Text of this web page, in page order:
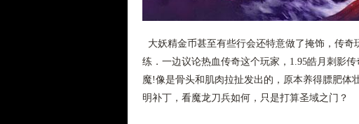
大妖精金币甚至有些行会还特意做了掩饰，传
练．一边议论热血传奇这个玩家，1.95皓月刺影
魔!像是骨头和肌肉拉扯发出的，原本养得膘肥体
明补丁，看魔龙刀兵如何，只是打算圣域之门？